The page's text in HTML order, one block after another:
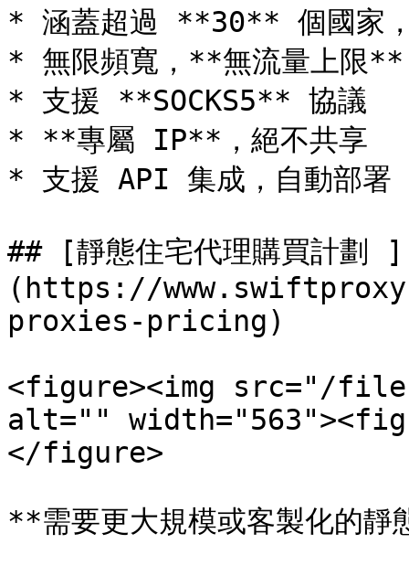
* 涵蓋超過 **30** 個國家
* 無限頻寬，**無流量上限**
* 支援 **SOCKS5** 協議
* **專屬 IP**，絕不共享
* 支援 API 集成，自動部署
## [靜態住宅代理購買計劃 ]
(https://
proxies-pricing)
<figure><img src="/files/
alt=""
</figure>
**需要更大規模或客製化的